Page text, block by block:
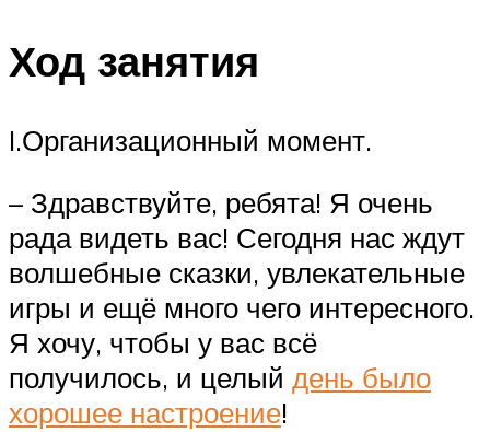
Ход занятия
I.Организационный момент.
– Здравствуйте, ребята! Я очень
рада видеть вас! Сегодня нас ждут
волшебные сказки, увлекательные
игры и ещё много чего интересного.
Я хочу, чтобы у вас всё
получилось, и целый день было
хорошее настроение!